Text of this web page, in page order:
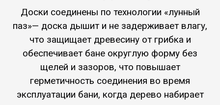
Доски соединены по технологии «лунный
паз»— доска дышит и не задерживает влагу,
что защищает древесину от грибка и
обеспечивает бане округлую форму без
щелей и зазоров, что повышает
герметичность соединения во время
эксплуатации бани, когда дерево набирает